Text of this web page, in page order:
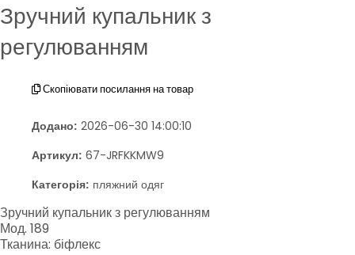
Зручний купальник з
регулюванням
Скопіювати посилання на товар
Додано: 2026-06-30 14:00:10
Артикул: 67-JRFKKMW9
Категорія: пляжний одяг
Зручний купальник з регулюванням
Мод. 189
Тканина: біфлекс